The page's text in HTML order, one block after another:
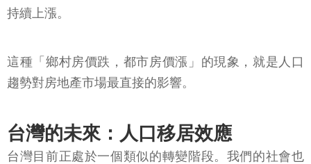
持續上漲。
這種「鄉村房價跌，都市房價漲」的現象，就是人口
趨勢對房地產市場最直接的影響。
台灣的未來：人口移居效應
台灣目前正處於一個類似的轉變階段。我們的社會也